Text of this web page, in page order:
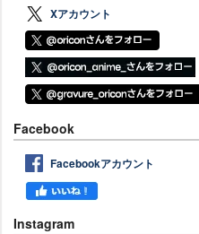
Xアカウント
Facebook
Facebookアカウント
Instagram